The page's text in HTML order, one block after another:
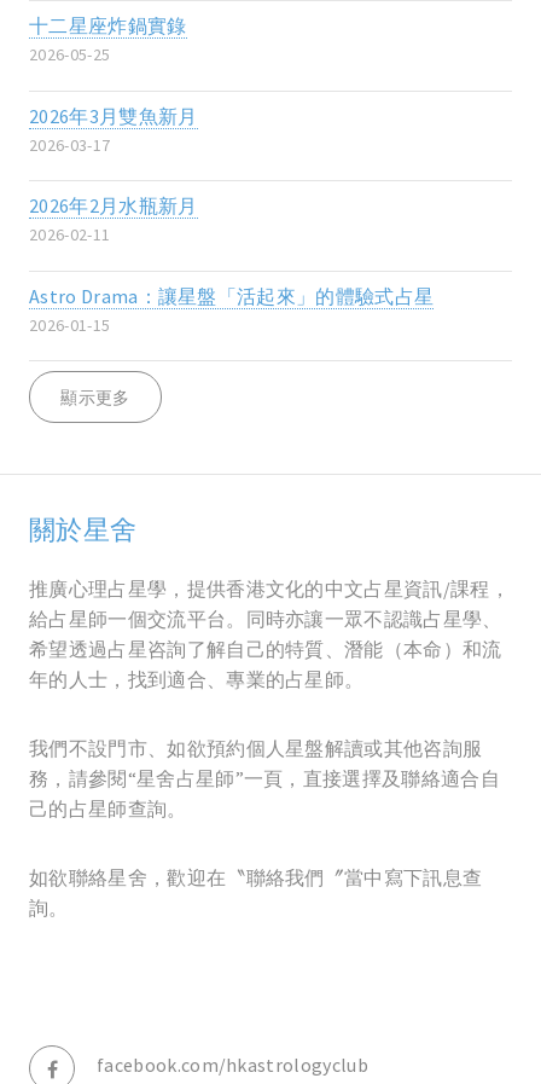
十二星座炸鍋實錄
2026-05-25
2026年3月雙魚新月
2026-03-17
2026年2月水瓶新月
2026-02-11
Astro Drama：讓星盤「活起來」的體驗式占星
2026-01-15
顯示更多
關於星舍
推廣心理占星學，提供香港文化的中文占星資訊/課程，
給占星師一個交流平台。同時亦讓一眾不認識占星學、
希望透過占星咨詢了解自己的特質、潛能（本命）和流
年的人士，找到適合、專業的占星師。
我們不設門市、如欲預約個人星盤解讀或其他咨詢服
務，請參閱“星舍占星師”一頁，直接選擇及聯絡適合自
己的占星師查詢。
如欲聯絡星舍，歡迎在〝聯絡我們〞當中寫下訊息查
詢。
facebook.com/hkastrologyclub